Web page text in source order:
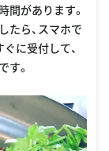
間があります。
たら、スマホで
に受付して、
す。